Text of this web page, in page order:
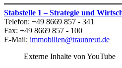
Stabstelle 1 – Strategie und
Telefon: +49 8669 857 - 341
Fax: +49 8669 857 - 100
E-Mail: immobilien@traunreut.de
Externe Inhalte von YouTube